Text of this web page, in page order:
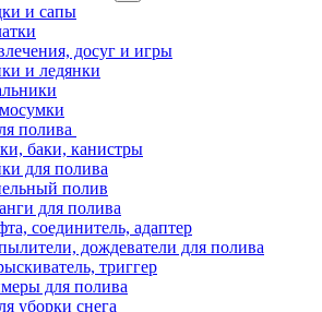
и сапы
досуг и игры
и ледянки
полива
баки, канистры
для полива
полив
для полива
соединитель, адаптер
дождеватели для полива
триггер
для полива
уборки снега